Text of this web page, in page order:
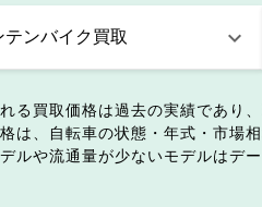
る買取価格は過去の実績であり
は、自転車の状態・年式・市場
ルや流通量が少ないモデルはデ